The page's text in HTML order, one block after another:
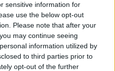
sensitive information for
use the below opt-out
Please note that after your
may continue seeing
information utilized by
to third parties prior to
opt-out of the further
+ Gavia en